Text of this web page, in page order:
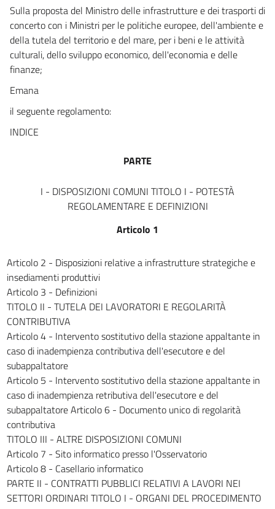
144
145
146
148
152
156
157
158
159
160
161
162
163
164
165
166
167
168
Sulla proposta del Ministro delle infrastrutture e dei trasporti di
concerto con i Ministri per le politiche europee, dell'ambiente e
della tutela del territorio e del mare, per i beni e le attività
culturali, dello sviluppo economico, dell'economia e delle
finanze;
Emana
il seguente regolamento:
INDICE
PARTE
I - DISPOSIZIONI COMUNI TITOLO I - POTESTÀ
REGOLAMENTARE E DEFINIZIONI
Articolo 1
Articolo 2 - Disposizioni relative a infrastrutture strategiche e
insediamenti produttivi
Articolo 3 - Definizioni
TITOLO II - TUTELA DEI LAVORATORI E REGOLARITÀ
CONTRIBUTIVA
Articolo 4 - Intervento sostitutivo della stazione appaltante in
caso di inadempienza contributiva dell'esecutore e del
subappaltatore
Articolo 5 - Intervento sostitutivo della stazione appaltante in
caso di inadempienza retributiva dell'esecutore e del
subappaltatore Articolo 6 - Documento unico di regolarità
contributiva
TITOLO III - ALTRE DISPOSIZIONI COMUNI
Articolo 7 - Sito informatico presso l'Osservatorio
Articolo 8 - Casellario informatico
PARTE II - CONTRATTI PUBBLICI RELATIVI A LAVORI NEI
SETTORI ORDINARI TITOLO I - ORGANI DEL PROCEDIMENTO